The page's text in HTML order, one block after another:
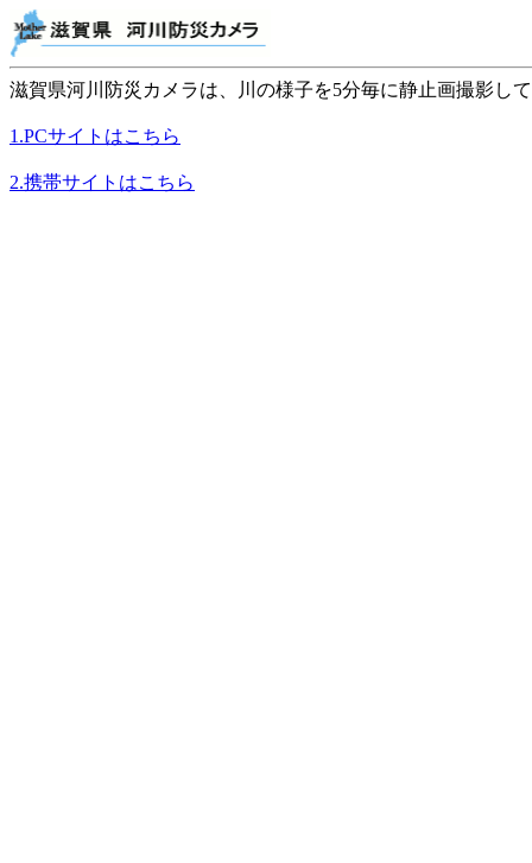
滋賀県河川防災カメラは、川の様子を5分毎に静止画撮影し
1.PCサイトはこちら
2.携帯サイトはこちら